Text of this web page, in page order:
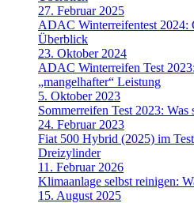
27. Februar 2025
ADAC Winterreifentest 2024:
Überblick
23. Oktober 2024
ADAC Winterreifen Test
„mangelhafter“ Leistung
5. Oktober 2023
Sommerreifen Test 2023: Was
24. Februar 2023
Fiat 500 Hybrid (2025) im
Dreizylinder
11. Februar 2026
Klimaanlage selbst reinigen:
15. August 2025